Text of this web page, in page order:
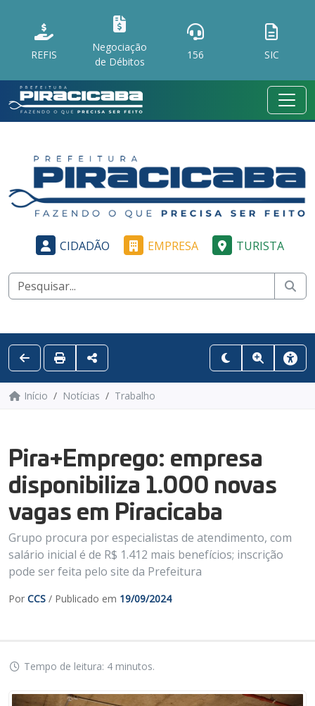
REFIS
Negociação
de Débitos
156 SIC
CIDADÃO EMPRESA TURISTA
Início Notícias Trabalho
Pira+Emprego: empresa
disponibiliza 1.000 novas
vagas em Piracicaba
Grupo procura por especialistas de atendimento, com
salário inicial é de R$ 1.412 mais benefícios; inscrição
pode ser feita pelo site da Prefeitura
Por CCS / Publicado em 19/09/2024
Tempo de leitura: 4 minutos.